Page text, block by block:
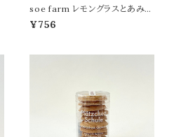
soe farm レモングラスとあみえ
びのラー油
¥756